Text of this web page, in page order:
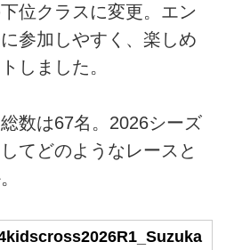
位クラスに変更。エン
参加しやすく、楽しめ
しました。
数は67名。2026シーズ
てどのようなレースと